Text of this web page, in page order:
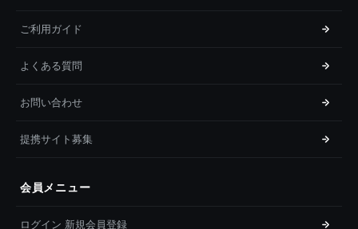
ご利用ガイド
よくある質問
お問い合わせ
提携サイト募集
会員メニュー
ログイン 新規会員登録